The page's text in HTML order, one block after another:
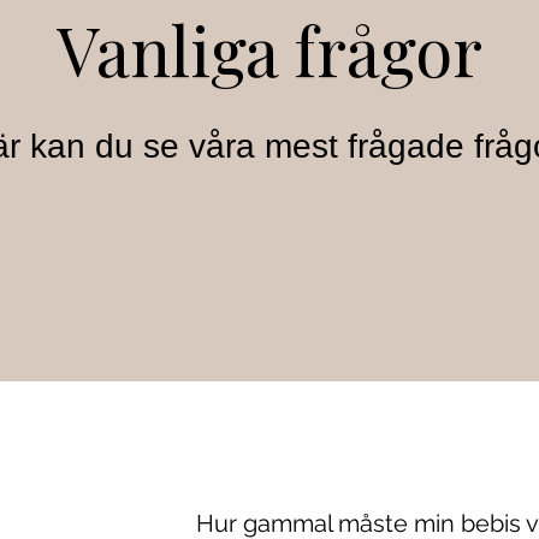
Vanliga frågor
kan du se våra mest frågade
Hur gammal måste min bebis